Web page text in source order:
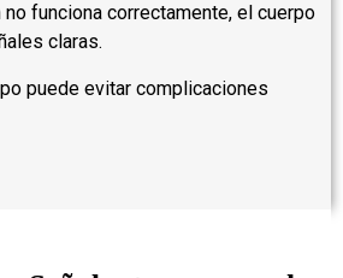
funciona correctamente, el cuerpo
claras.
puede evitar complicaciones